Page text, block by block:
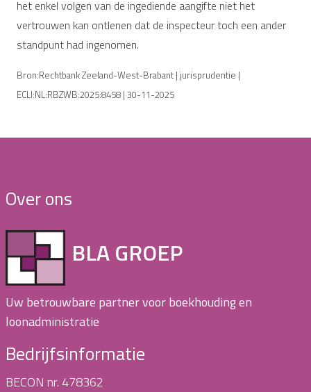
het enkel volgen van de ingediende aangifte niet het
vertrouwen kan ontlenen dat de inspecteur toch een ander
standpunt had ingenomen.
Bron:Rechtbank Zeeland-West-Brabant | jurisprudentie |
ECLI:NL:RBZWB:2025:8458 | 30-11-2025
Over ons
BLA GROEP
Uw betrouwbare partner voor boekhouding en
loonadministratie
Bedrijfsinformatie
BECON nr. 478362